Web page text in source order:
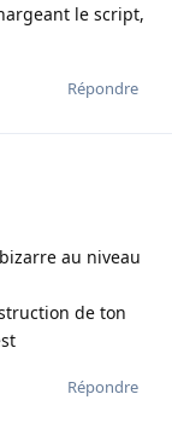
le script,
Répondre
au niveau
de ton
Répondre